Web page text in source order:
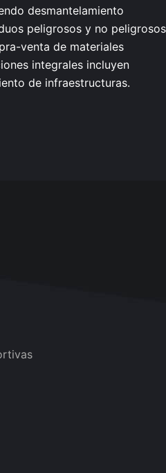
desmantelamiento
peligrosos y no peligrosos
venta de materiales
integrales incluyen
de infraestructuras.